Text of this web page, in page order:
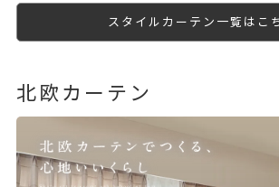
スタイルカーテン一覧はこ
北欧カーテン